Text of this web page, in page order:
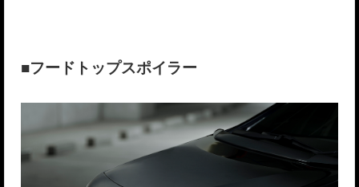
■フードトップスポイラー